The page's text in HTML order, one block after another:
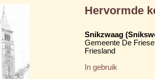
Hervormde
Snikzwaag
Gemeente De
Friesland
In gebruik